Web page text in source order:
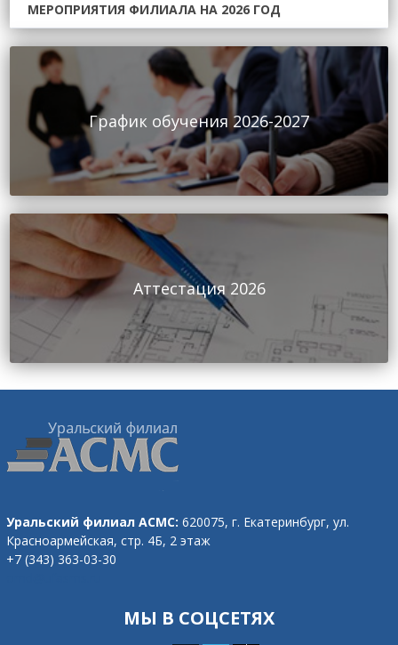
МЕРОПРИЯТИЯ ФИЛИАЛА НА 2026 ГОД
График обучения 2026-2027
Аттестация 2026
Уральский филиал АСМС: 620075, г. Екатеринбург, ул.
Красноармейская, стр. 4Б, 2 этаж
+7 (343) 363-03-30
МЫ В СОЦСЕТЯХ